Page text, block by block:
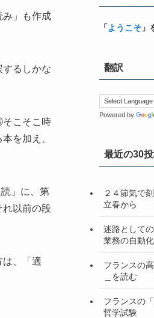
み」も作成
るしかな
そこそこ時
を加え、
」に、第
れ以前の段
は、「適
「ようこそ 」
翻訳
Powered by
最近の30
２４節気で
立春から
迷路として
業務の自動
フランスの
＿を読む
フランスの
哲学試験